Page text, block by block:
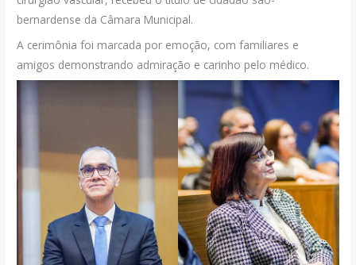
bernardense da Câmara Municipal.
A cerimônia foi marcada por emoção, com familiares e
amigos demonstrando admiração e carinho pelo médico.